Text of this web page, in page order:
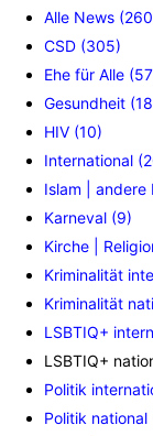
Alle News
CSD (305)
Ehe für Alle
Gesundheit
HIV (10)
International
Islam | andere
Karneval (9)
Kirche |
Kriminalität
Kriminalität
LSBTIQ+
LSBTIQ+
Politik
Politik national